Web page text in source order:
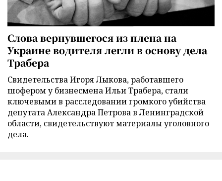
Слова вернувшегося из плена на
Украине водителя легли в основу дела
Трабера
Свидетельства Игоря Лыкова, работавшего
шофером у бизнесмена Ильи Трабера, стали
ключевыми в расследовании громкого убийства
депутата Александра Петрова в Ленинградской
области, свидетельствуют материалы уголовного
дела.